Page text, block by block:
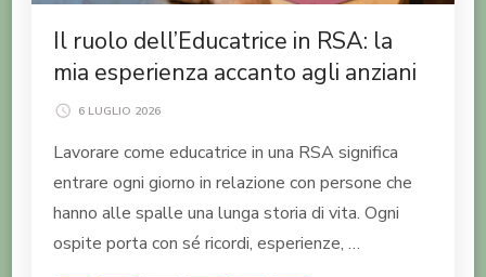
Il ruolo dell’Educatrice in RSA: la
mia esperienza accanto agli anziani
6 LUGLIO 2026
Lavorare come educatrice in una RSA significa
entrare ogni giorno in relazione con persone che
hanno alle spalle una lunga storia di vita. Ogni
ospite porta con sé ricordi, esperienze, …